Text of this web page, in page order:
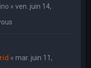
«ven. juin 14,
« mar. juin 11,